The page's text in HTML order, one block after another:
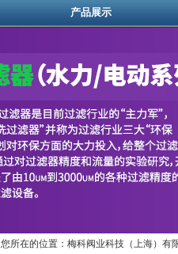
产品展示
您所在的位置：梅科阀业科技（上海）有